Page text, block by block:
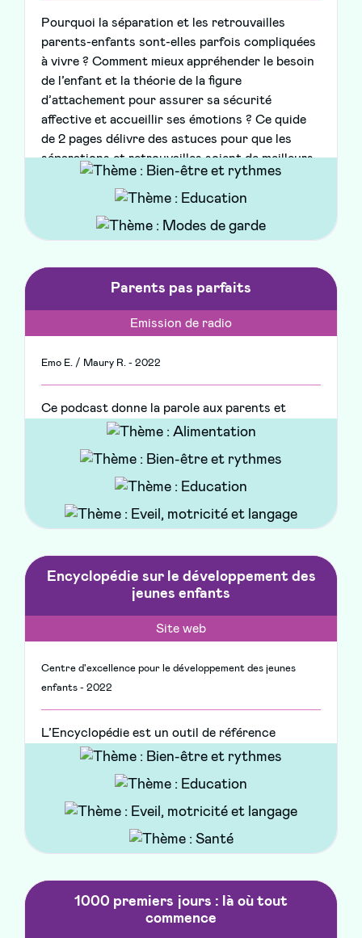
Pourquoi la séparation et les retrouvailles
parents-enfants sont-elles parfois compliquées
à vivre ? Comment mieux appréhender le besoin
de l’enfant et la théorie de la figure
d’attachement pour assurer sa sécurité
affective et accueillir ses émotions ? Ce quide
de 2 pages délivre des astuces pour que les
séparations et retrouvailles soient de meilleurs
moments.
Parents pas parfaits
Emission de radio
Emo E. / Maury R. - 2022
Ce podcast donne la parole aux parents et
propose des conseils, des astuces pour mieux
vivre son rôle de parent. Le tout dans la bonne
humeur et sans jugement.
Encyclopédie sur le développement des
jeunes enfants
Site web
Centre d'excellence pour le développement des jeunes
enfants - 2022
L’Encyclopédie est un outil de référence
canadien fiable et facile à utiliser, une ressource
unique et gratuite des meilleures connaissances
sur le développement des jeunes enfants.
1000 premiers jours : là où tout
commence